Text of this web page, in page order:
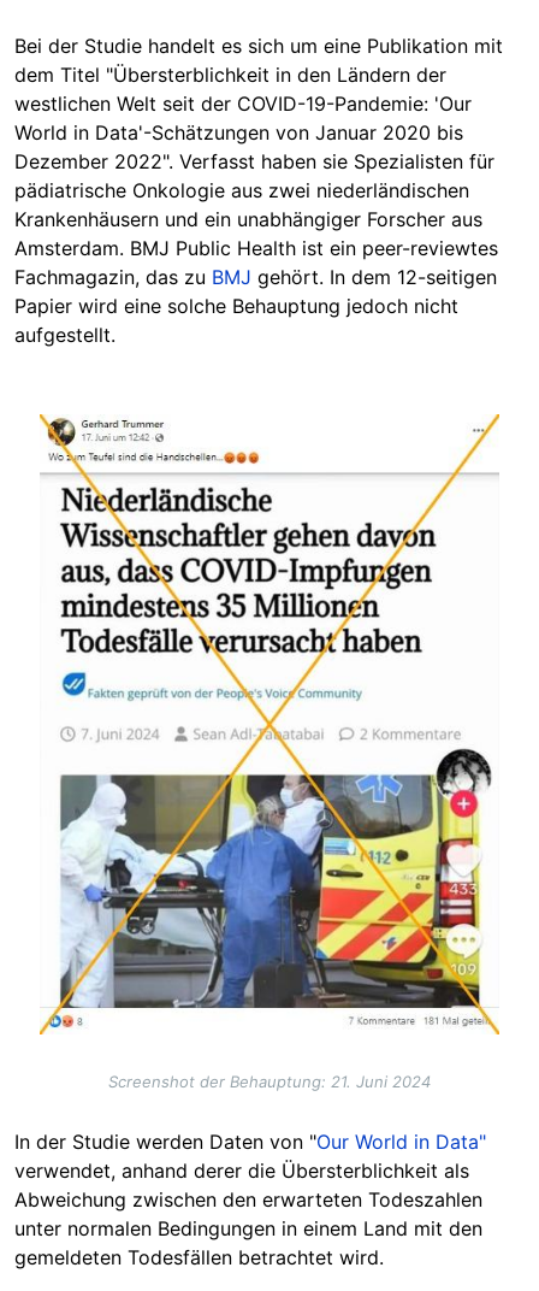
Bei der Studie handelt es sich um eine Publikation mit
dem Titel "Übersterblichkeit in den Ländern der
westlichen Welt seit der COVID-19-Pandemie: 'Our
World in Data'-Schätzungen von Januar 2020 bis
Dezember 2022". Verfasst haben sie Spezialisten für
pädiatrische Onkologie aus zwei niederländischen
Krankenhäusern und ein unabhängiger Forscher aus
Amsterdam. BMJ Public Health ist ein peer-reviewtes
Fachmagazin, das zu BMJ gehört. In dem 12-seitigen
Papier wird eine solche Behauptung jedoch nicht
aufgestellt.
Image
Screenshot der Behauptung: 21. Juni 2024
In der Studie werden Daten von "Our World in Data"
verwendet, anhand derer die Übersterblichkeit als
Abweichung zwischen den erwarteten Todeszahlen
unter normalen Bedingungen in einem Land mit den
gemeldeten Todesfällen betrachtet wird.